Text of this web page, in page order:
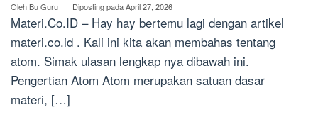
Oleh Bu Guru Diposting padaApril 27, 2026
Materi.Co.ID – Hay hay bertemu lagi dengan artikel
materi.co.id . Kali ini kita akan membahas tentang
atom. Simak ulasan lengkap nya dibawah ini.
Pengertian Atom Atom merupakan satuan dasar
materi, […]